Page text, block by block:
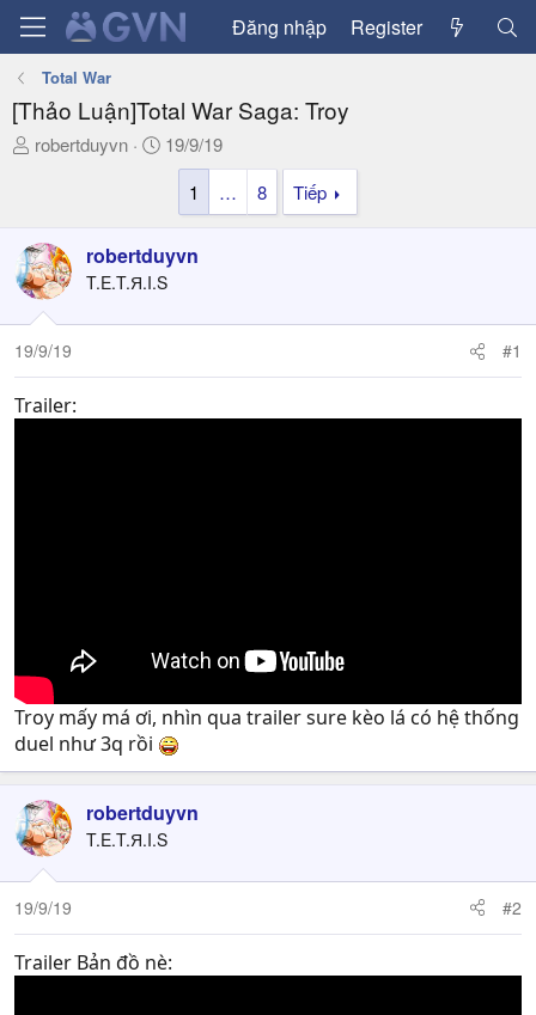
Đăng nhập Register
Total War
[Thảo Luận]Total War Saga: Troy
T
a
d
s
t
a
e
robertduyvn
N
ử
i
19/9/19
1
… 8 Tiếp
robertduyvn
T.E.T.Я.I.S
19/9/19 #1
Trailer:
Troy mấy má ơi, nhìn qua trailer sure kèo lá có hệ thống
duel như 3q rồi
robertduyvn
T.E.T.Я.I.S
19/9/19 #2
Trailer Bản đồ nè: